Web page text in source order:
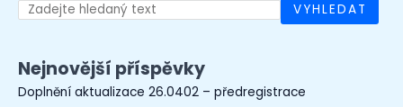
VYHLEDAT
Nejnovější příspěvky
Doplnění aktualizace 26.0402 – předregistrace